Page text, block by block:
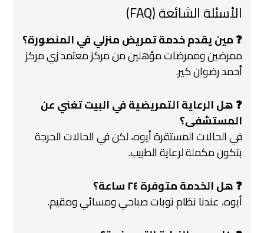
الأسئلة الشائعة (FAQ)
❓ مين يقدم خدمة تمريض منزلي في المنصورة؟
ممرضين وممرضات مؤهلين من مركز معتمد زي مركز
أحمد رضوان كير.
❓ هل الرعاية التمريضية في البيت تغني عن
المستشفى؟
في الحالات المستقرة أيوه، لكن في الحالات الحرجة
بتكون مكملة لرعاية الطبيب.
❓ هل الخدمة متوفرة ٢٤ ساعة؟
أيوه، عندنا نظام نوبات صباحي ومسائي ومقيم.